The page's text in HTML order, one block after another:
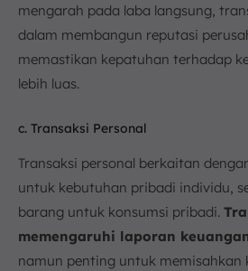
mengarah pada laba langsung,
dalam membangun reputasi
memastikan kepatuhan terhadap
lebih luas.
c. Transaksi Personal
Transaksi personal berkaitan
untuk kebutuhan pribadi individu,
barang untuk konsumsi pribadi.
memengaruhi laporan
namun penting untuk memisahkan